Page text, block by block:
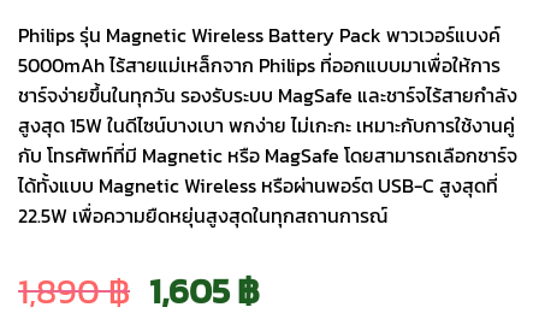
Philips รุ่น Magnetic Wireless Battery Pack พาวเวอร์แบงค์
5000mAh ไร้สายแม่เหล็กจาก Philips ที่ออกแบบมาเพื่อให้การ
ชาร์จง่ายขึ้นในทุกวัน รองรับระบบ MagSafe และชาร์จไร้สายกำลัง
สูงสุด 15W ในดีไซน์บางเบา พกง่าย ไม่เกะกะ เหมาะกับการใช้งานคู่
กับ โทรศัพท์ที่มี Magnetic หรือ MagSafe โดยสามารถเลือกชาร์จ
ได้ทั้งแบบ Magnetic Wireless หรือผ่านพอร์ต USB-C สูงสุดที่
22.5W เพื่อความยืดหยุ่นสูงสุดในทุกสถานการณ์
1,890฿ Original
1,605฿Current